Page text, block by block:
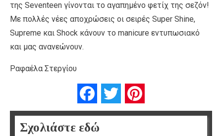
της Seventeen γίνονται το αγαπημένο φετίχ της σεζόν!
Με πολλές νέες αποχρώσεις οι σειρές Super Shine,
Supreme και Shock κάνουν το manicure εντυπωσιακό
και μας ανανεώνουν.
Ραφαέλα Στεργίου
FacebookTwitter
Σχολιάστε εδώ